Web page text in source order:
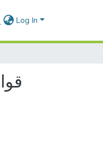
Log In